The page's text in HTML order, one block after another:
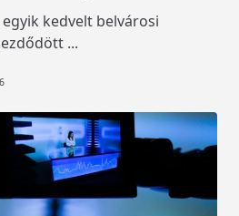
kedvelt belvárosi
...